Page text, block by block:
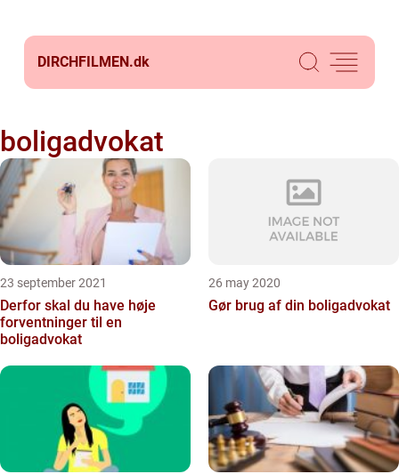
DIRCHFILMEN.dk
boligadvokat
23 september 2021
Derfor skal du have høje
forventninger til en
boligadvokat
26 may 2020
Gør brug af din boligadvokat